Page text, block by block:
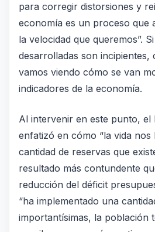
para corregir distorsiones y
economía es un proceso que
la velocidad que queremos”.
desarrolladas son incipientes,
vamos viendo cómo se van
indicadores de la economía.
Al intervenir en este punto, el
enfatizó en cómo “la vida nos
cantidad de reservas que
resultado más contundente
reducción del déficit
“ha implementado una
importantísimas, la población